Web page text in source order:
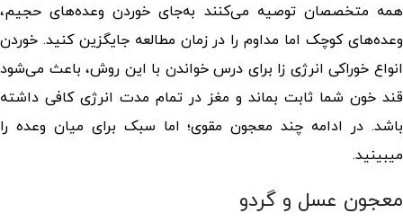
همه متخصصان توصیه می‌کنند به‌جای خوردن وعده‌های حجیم،
وعده‌های کوچک اما مداوم را در زمان مطالعه جایگزین کنید. خوردن
انواع خوراکی انرژی زا برای درس خواندن با این روش، باعث می‌شود
قند خون شما ثابت بماند و مغز در تمام مدت انرژی کافی داشته
باشد. در ادامه چند معجون مقوی؛ اما سبک برای میان وعده را
میبینید.
معجون عسل و گردو